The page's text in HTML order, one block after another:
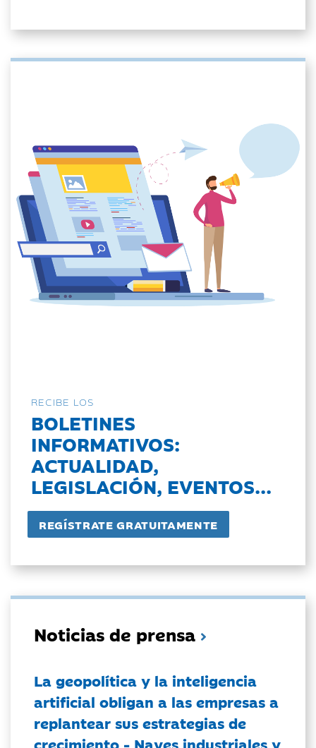
RECIBE LOS
BOLETINES
INFORMATIVOS:
ACTUALIDAD,
LEGISLACIÓN, EVENTOS...
Noticias de prensa
La geopolítica y la inteligencia
artificial obligan a las empresas a
replantear sus estrategias de
crecimiento - Naves industriales y